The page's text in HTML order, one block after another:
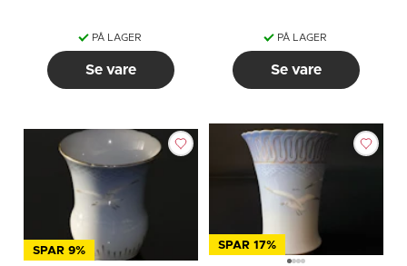
PÅ LAGER
Se vare
PÅ LAGER
Se vare
SPAR 9% SPAR 17%